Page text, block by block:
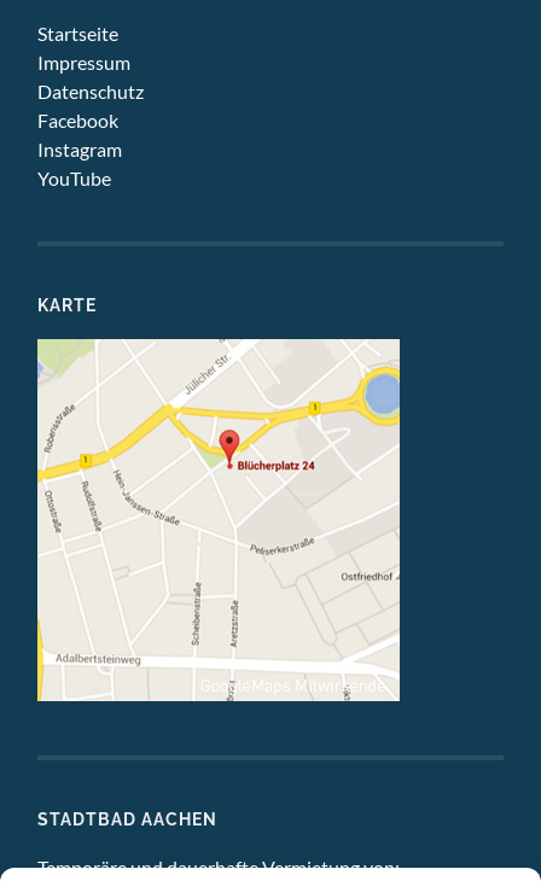
Startseite
Impressum
Datenschutz
Facebook
Instagram
YouTube
KARTE
STADTBAD AACHEN
Temporäre und dauerhafte Vermietung von: